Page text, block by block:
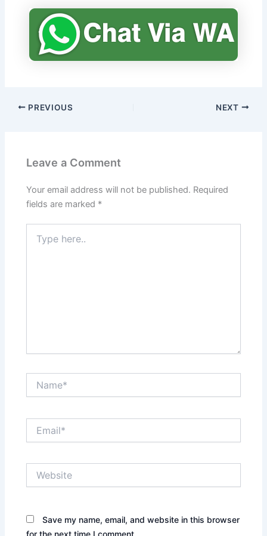
PREVIOUS NEXT
Leave a Comment
Your email address will not be published. Required
fields are marked *
here..
Save my name, email, and website in this browser
for the next time I comment.